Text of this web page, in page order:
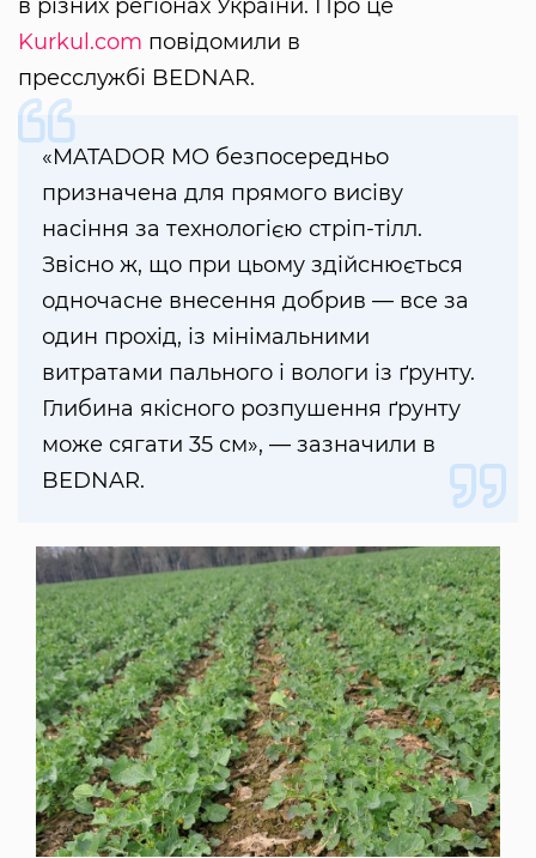
в різних регіонах України. Про це
Kurkul.com повідомили в
пресслужбі BEDNAR.
«MATADOR MO безпосередньо
призначена для прямого висіву
насіння за технологією стріп-тілл.
Звісно ж, що при цьому здійснюється
одночасне внесення добрив — все за
один прохід, із мінімальними
витратами пального і вологи із ґрунту.
Глибина якісного розпушення ґрунту
може сягати 35 см», — зазначили в
BEDNAR.